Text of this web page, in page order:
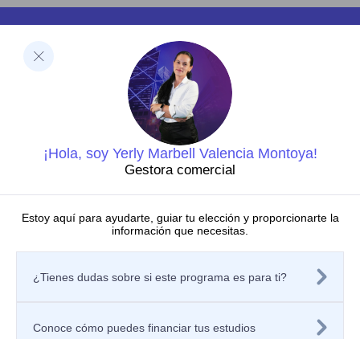
¡Hola, soy Yerly Marbell Valencia Montoya!
Gestora comercial
Estoy aquí para ayudarte, guiar tu elección y proporcionarte la
información que necesitas.
¿Tienes dudas sobre si este programa es para ti?
Conoce cómo puedes financiar tus estudios
Ciencias de la Salud
Negocios y Economía
Barberi de Ingeniería, Diseño y Ciencias Aplicadas
Ciencias Humanas
Decanatura de Innovación Educativa y Fortalecimiento
Dirección de Investigaciones
Grupos de investigación
Semilleros de investigación
Proyectos de investigación
Directorio de investigadores
Nuestras publicaciones
Tratamiento de datos personales
Mecanismos o canales de atención